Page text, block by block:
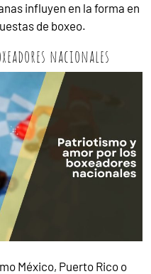
influyen en la forma en
de boxeo.
nacionales
México, Puerto Rico o